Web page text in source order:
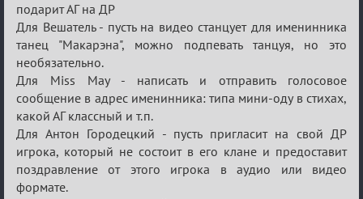
подарит АГ на ДР
Для Вешатель - пусть на видео станцует для именинника
танец "Макарэна", можно подпевать танцуя, но это
необязательно.
Для Miss May - написать и отправить голосовое
сообщение в адрес именинника: типа мини-оду в стихах,
какой АГ классный и т.п.
Для Антон Городецкий - пусть пригласит на свой ДР
игрока, который не состоит в его клане и предоставит
поздравление от этого игрока в аудио или видео
формате.